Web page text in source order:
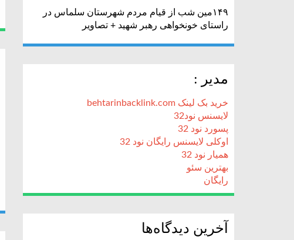
۱۴۹مین شب از قیام مردم شهرستان سلماس در
راستای خونخواهی رهبر شهید + تصاویر
مدیر :
خرید بک لینک behtarinbacklink.com
لایسنس نود32
پسورد نود 32
اوکلی لایسنس رایگان نود 32
همیار نود 32
بهترین سئو
رایگان
آخرین دیدگاه‌ها